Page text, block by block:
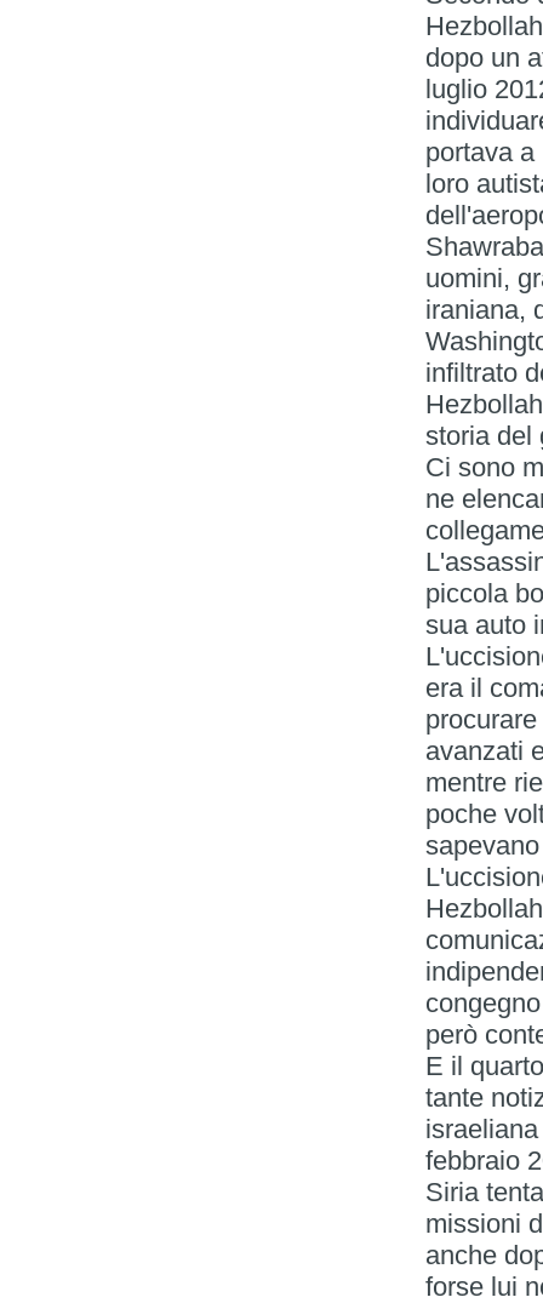
dopo un
luglio
portava
loro
uomini,
iraniana,
infiltrato
storia del
Ci sono
ne
piccola
sua auto
era il
avanzati
mentre
poche
però
E il
tante
febbraio
Siria
missioni
anche
forse lui